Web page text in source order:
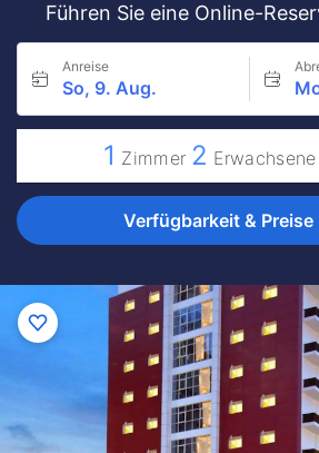
Führen Sie eine Online-
Anreise
So, 9. Aug.
1 Zimmer 2 Erwachsene
Verfügbarkeit & Preise